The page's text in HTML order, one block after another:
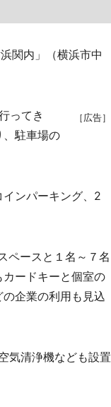
関内」（横浜市中
［広告］
ってき
駐車場の
ンパーキング、2
ペースと１名～７名
ードキーと個室の
企業の利用も見込
気清浄機なども設置